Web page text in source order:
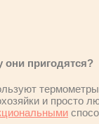
они пригодятся?
и просто